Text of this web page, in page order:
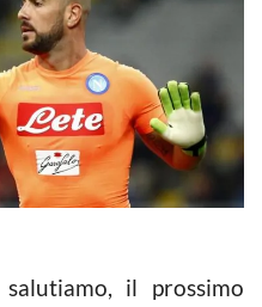
il prossimo